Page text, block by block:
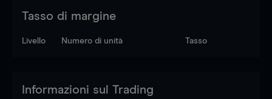
Tasso di margine
Livello Numero di unità Tasso
Informazioni sul Trading